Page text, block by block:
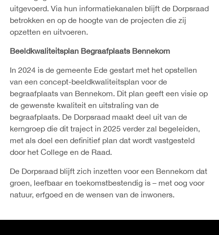
uitgevoerd. Via hun informatiekanalen blijft de Dorpsraad
betrokken en op de hoogte van de projecten die zij
opzetten en uitvoeren.
Beeldkwaliteitsplan Begraafplaats Bennekom
In 2024 is de gemeente Ede gestart met het opstellen
van een concept-beeldkwaliteitsplan voor de
begraafplaats van Bennekom. Dit plan geeft een visie op
de gewenste kwaliteit en uitstraling van de
begraafplaats. De Dorpsraad maakt deel uit van de
kerngroep die dit traject in 2025 verder zal begeleiden,
met als doel een definitief plan dat wordt vastgesteld
door het College en de Raad.
De Dorpsraad blijft zich inzetten voor een Bennekom dat
groen, leefbaar en toekomstbestendig is – met oog voor
natuur, erfgoed en de wensen van de inwoners.